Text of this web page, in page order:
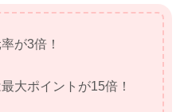
が3倍！
大ポイントが15倍！